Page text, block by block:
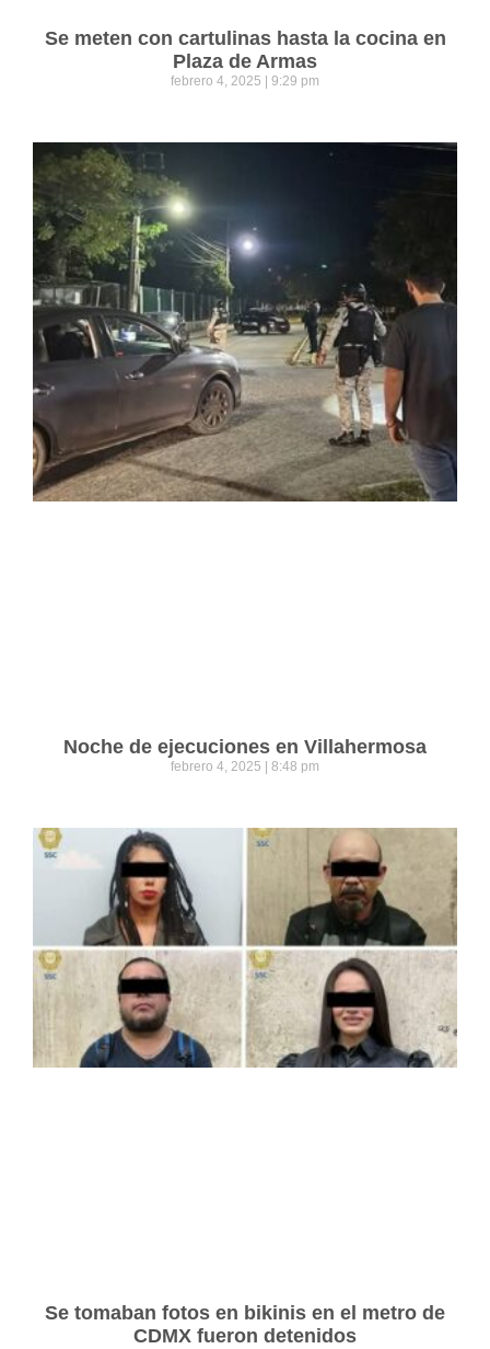
Se meten con cartulinas hasta la cocina en
Plaza de Armas
febrero 4, 2025 9:29 pm
Noche de ejecuciones en Villahermosa
febrero 4, 2025 8:48 pm
Se tomaban fotos en bikinis en el metro de
CDMX fueron detenidos